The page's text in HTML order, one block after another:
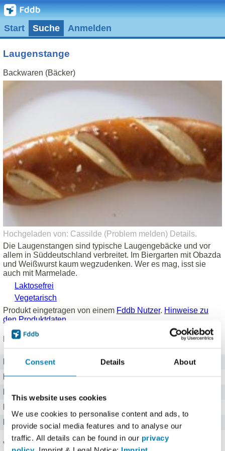
Consent Details About
This website uses cookies
We use cookies to personalise content and ads, to
provide social media features and to analyse our
traffic. All details can be found in our privacy
Start Suche Anmelden
Laugenstange
Backwaren (Bäcker)
Hochgeladen von: Cassilde (Problem melden) Details.
Die Laugenstangen sind typische Laugengebäcke und vor
allem in Süddeutschland verbreitet. Im Biergarten mit Obazda
und Weißwurst kaum wegzudenken. Wer es mag, isst sie
auch mit Marmelade.
Laktosefrei
Vegetarisch
Produkt eingetragen von einem Fddb Nutzer. Hinweise zu
den Produktdaten
Nährwerte für 100 g
Brennwert
1201 kj kJ
Kalorien
3,6 g g
Vitamine